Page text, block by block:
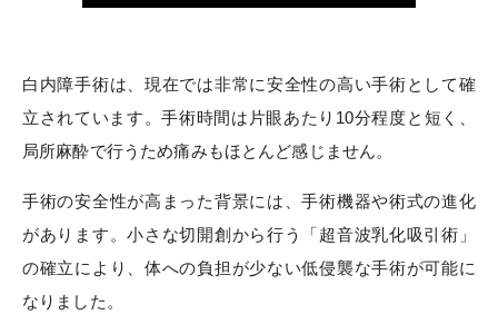
白内障手術は、現在では非常に安全性の高い手術として確
立されています。手術時間は片眼あたり10分程度と短く、
局所麻酔で行うため痛みもほとんど感じません。
手術の安全性が高まった背景には、手術機器や術式の進化
があります。小さな切開創から行う「超音波乳化吸引術」
の確立により、体への負担が少ない低侵襲な手術が可能に
なりました。